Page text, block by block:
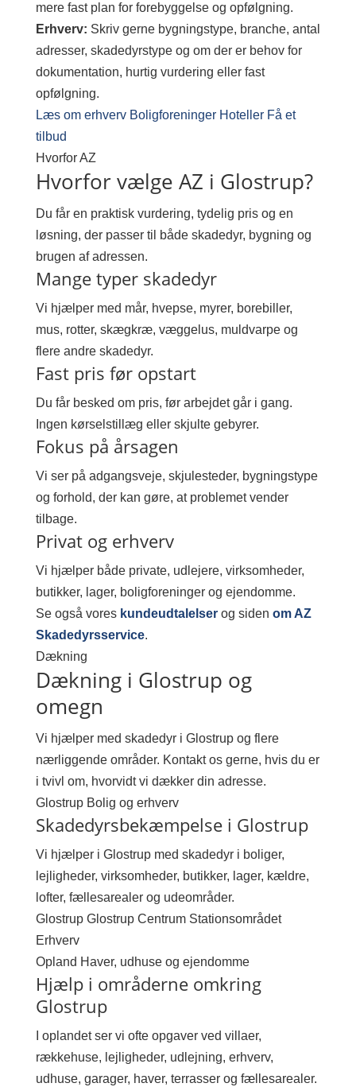
mere fast plan for forebyggelse og opfølgning.
Erhverv: Skriv gerne bygningstype, branche, antal
adresser, skadedyrstype og om der er behov for
dokumentation, hurtig vurdering eller fast
opfølgning.
Læs om erhverv Boligforeninger Hoteller Få et
tilbud
Hvorfor AZ
Hvorfor vælge AZ i Glostrup?
Du får en praktisk vurdering, tydelig pris og en
løsning, der passer til både skadedyr, bygning og
brugen af adressen.
Mange typer skadedyr
Vi hjælper med mår, hvepse, myrer, borebiller,
mus, rotter, skægkræ, væggelus, muldvarpe og
flere andre skadedyr.
Fast pris før opstart
Du får besked om pris, før arbejdet går i gang.
Ingen kørselstillæg eller skjulte gebyrer.
Fokus på årsagen
Vi ser på adgangsveje, skjulesteder, bygningstype
og forhold, der kan gøre, at problemet vender
tilbage.
Privat og erhverv
Vi hjælper både private, udlejere, virksomheder,
butikker, lager, boligforeninger og ejendomme.
Se også vores kundeudtalelserog siden om AZ
Skadedyrsservice.
Dækning
Dækning i Glostrup og
omegn
Vi hjælper med skadedyr i Glostrup og flere
nærliggende områder. Kontakt os gerne, hvis du er
i tvivl om, hvorvidt vi dækker din adresse.
Glostrup Bolig og erhverv
Skadedyrsbekæmpelse i Glostrup
Vi hjælper i Glostrup med skadedyr i boliger,
lejligheder, virksomheder, butikker, lager, kældre,
lofter, fællesarealer og udeområder.
Glostrup Glostrup Centrum Stationsområdet
Erhverv
Opland Haver, udhuse og ejendomme
Hjælp i områderne omkring
Glostrup
I oplandet ser vi ofte opgaver ved villaer,
rækkehuse, lejligheder, udlejning, erhverv,
udhuse, garager, haver, terrasser og fællesarealer.